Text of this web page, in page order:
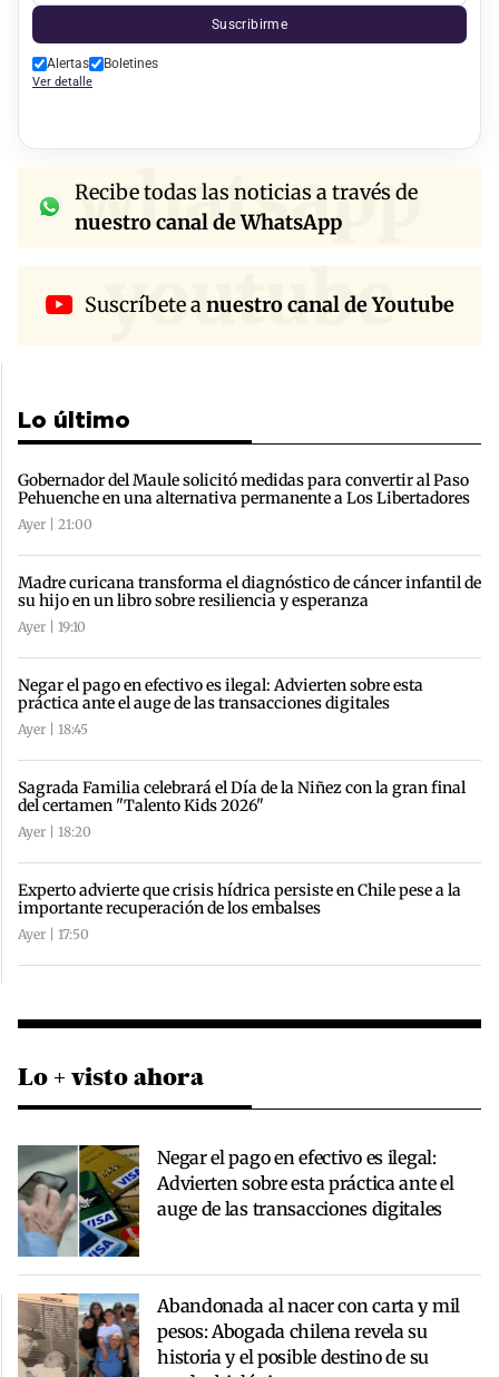
Suscribirme
Alertas Boletines
Ver detalle
whatsapp
Recibe todas las noticias a través de
nuestro canal de WhatsApp
youtube
Suscríbete anuestro canal de Youtube
Lo último
Gobernador del Maule solicitó medidas para convertir al Paso
Pehuenche en una alternativa permanente a Los Libertadores
Ayer | 21:00
Madre curicana transforma el diagnóstico de cáncer infantil de
su hijo en un libro sobre resiliencia y esperanza
Ayer | 19:10
Negar el pago en efectivo es ilegal: Advierten sobre esta
práctica ante el auge de las transacciones digitales
Ayer | 18:45
Sagrada Familia celebrará el Día de la Niñez con la gran final
del certamen "Talento Kids 2026"
Ayer | 18:20
Experto advierte que crisis hídrica persiste en Chile pese a la
importante recuperación de los embalses
Ayer | 17:50
Lo + visto ahora
Negar el pago en efectivo es ilegal:
Advierten sobre esta práctica ante el
auge de las transacciones digitales
Abandonada al nacer con carta y mil
pesos: Abogada chilena revela su
historia y el posible destino de su